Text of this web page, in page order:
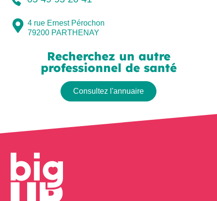
4 rue Ernest Pérochon
79200 PARTHENAY
Recherchez un autre
professionnel de santé
Consultez l'annuaire